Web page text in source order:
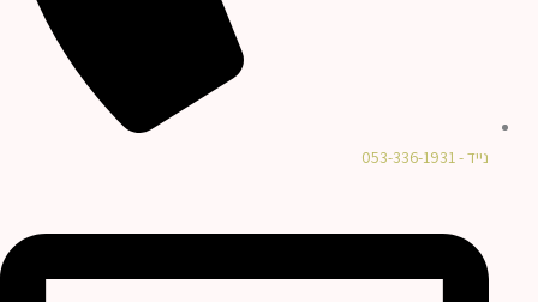
נייד - 053-336-1931